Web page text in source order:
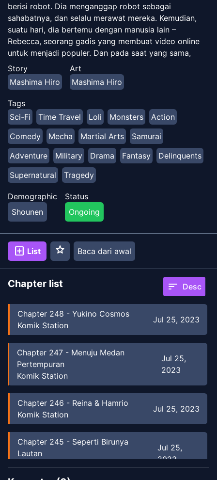
berisi robot. Dia menganggap robot sebagai
sahabatnya, dan selalu merawat mereka. Kemudian,
suatu hari, dia bertemu dengan manusia lain –
Rebecca, seorang gadis yang membuat video online
untuk menjadi populer. Dan pada saat yang sama,
robot mulai menjadi gila? Sebuah manga baru dari
Hiro Mashima, dari [Rave Master] dan [Fairy Tail]
Story
Mashima Hiro
Art
Mashima Hiro
Tags
Sci-Fi
Time Travel Loli Monsters
Action
Comedy
Mecha Martial Arts
Samurai
Adventure
Military Drama Fantasy
Delinquents
Supernatural
Tragedy
Demographic
Shounen
Status
Ongoing
add_box List star Baca dari awal
Chapter list sort Desc
Chapter 248 - Yukino Cosmos
Komik Station
Jul 25, 2023
Chapter 247 - Menuju Medan
Pertempuran
Komik Station
Jul 25,
2023
Chapter 246 - Reina & Hamrio
Komik Station
Jul 25, 2023
Chapter 245 - Seperti Birunya
Lautan
Komik Station
Jul 25,
2023